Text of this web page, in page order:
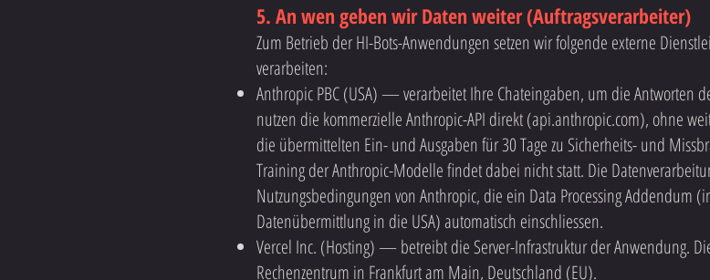
5. An wen geben wir Daten weiter (Auftragsverarbeiter)
Zum Betrieb der HI-Bots-Anwendungen setzen wir folgende externe
verarbeiten:
Anthropic PBC (USA) — verarbeitet Ihre Chateingaben, um die Antworten
nutzen die kommerzielle Anthropic-API direkt (api.anthropic.com), ohne
die übermittelten Ein- und Ausgaben für 30 Tage zu Sicherheits- und
Training der Anthropic-Modelle findet dabei nicht statt. Die
Nutzungsbedingungen von Anthropic, die ein Data Processing Addendum
Datenübermittlung in die USA) automatisch einschliessen.
Vercel Inc. (Hosting) — betreibt die Server-Infrastruktur der Anwendung.
Rechenzentrum in Frankfurt am Main, Deutschland (EU).